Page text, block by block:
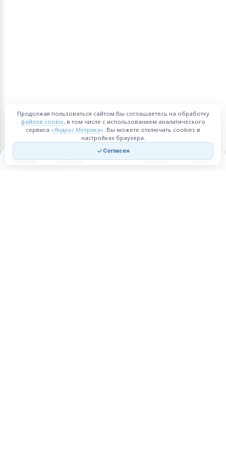
Главная Закладки Корзина Войти
Продолжая пользоваться сайтом Вы соглашаетесь на обработку
файлов cookie, в том числе с использованием аналитического
сервиса «Яндекс Метрика». Вы можете отключить cookies в
настройках браузера.
Согласен